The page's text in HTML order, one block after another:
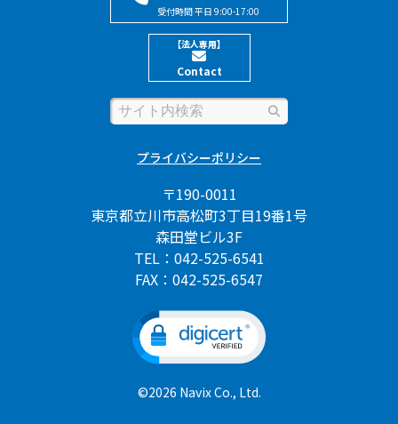
【法人専用】
Contact
受付時間 平日 9:00-17:00
プライバシーポリシー
〒190-0011
東京都立川市高松町3丁目19番1号
森田堂ビル3F
TEL：042-525-6541
FAX：042-525-6547
©2026 Navix Co., Ltd.